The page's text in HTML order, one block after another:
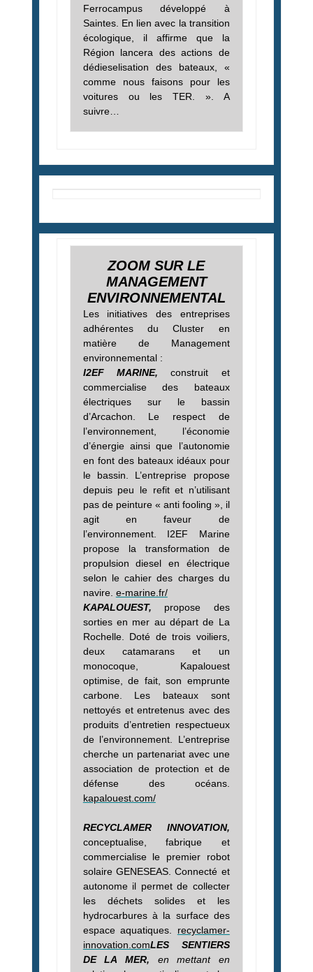
Ferrocampus développé à
Saintes. En lien avec la transition
écologique, il affirme que la
Région lancera des actions de
dédieselisation des bateaux, «
comme nous faisons pour les
voitures ou les TER. ». A
suivre…
ZOOM SUR LE
MANAGEMENT
ENVIRONNEMENTAL
Les initiatives des entreprises
adhérentes du Cluster en
matière de Management
environnemental :
I2EF MARINE, construit et
commercialise des bateaux
électriques sur le bassin
d’Arcachon. Le respect de
l’environnement, l’économie
d’énergie ainsi que l’autonomie
en font des bateaux idéaux pour
le bassin.
L’entreprise propose
depuis peu le refit et n’utilisant
pas de peinture « anti fooling », il
agit en faveur de
l’environnement. I2EF Marine
propose la transformation de
propulsion diesel en électrique
selon le cahier des charges du
navire. e-marine.fr/
KAPALOUEST, propose des
sorties en mer au départ de La
Rochelle. Doté de trois voiliers,
deux catamarans et un
monocoque, Kapalouest
optimise, de fait, son emprunte
carbone. Les bateaux sont
nettoyés et entretenus avec des
produits d’entretien respectueux
de l’environnement. L’entreprise
cherche un partenariat avec une
association de protection et de
défense des océans.
kapalouest.com/
RECYCLAMER INNOVATION,
conceptualise, fabrique et
commercialise le premier robot
solaire GENESEAS. Connecté et
autonome il permet de collecter
les déchets solides et les
hydrocarbures à la surface des
espace aquatiques. recyclamer-
innovation.comLES SENTIERS
DE LA MER, en mettant en